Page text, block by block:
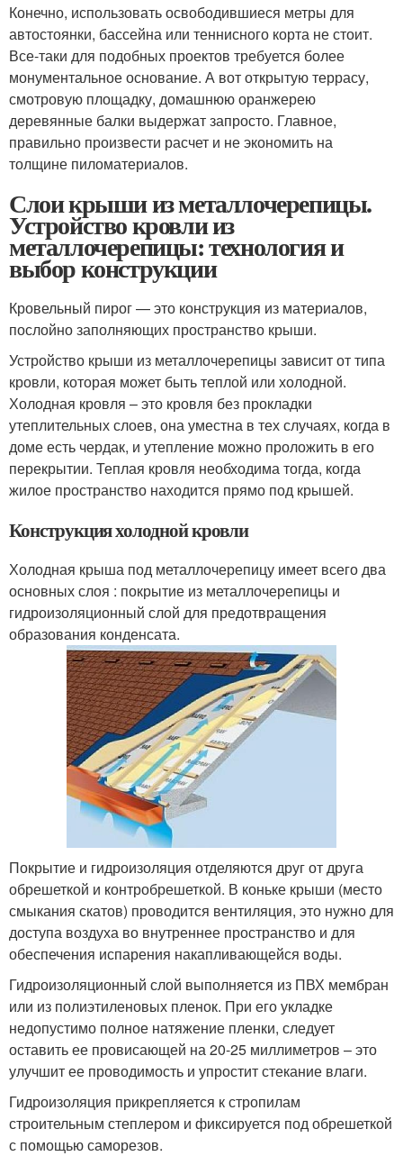
Конечно, использовать освободившиеся метры для
автостоянки, бассейна или теннисного корта не стоит.
Все-таки для подобных проектов требуется более
монументальное основание. А вот открытую террасу,
смотровую площадку, домашнюю оранжерею
деревянные балки выдержат запросто. Главное,
правильно произвести расчет и не экономить на
толщине пиломатериалов.
Слои крыши из металлочерепицы.
Устройство кровли из
металлочерепицы: технология и
выбор конструкции
Кровельный пирог — это конструкция из материалов,
послойно заполняющих пространство крыши.
Устройство крыши из металлочерепицы зависит от типа
кровли, которая может быть теплой или холодной.
Холодная кровля – это кровля без прокладки
утеплительных слоев, она уместна в тех случаях, когда в
доме есть чердак, и утепление можно проложить в его
перекрытии. Теплая кровля необходима тогда, когда
жилое пространство находится прямо под крышей.
Конструкция холодной кровли
Холодная крыша под металлочерепицу имеет всего два
основных слоя : покрытие из металлочерепицы и
гидроизоляционный слой для предотвращения
образования конденсата.
Покрытие и гидроизоляция отделяются друг от друга
обрешеткой и контробрешеткой. В коньке крыши (место
смыкания скатов) проводится вентиляция, это нужно для
доступа воздуха во внутреннее пространство и для
обеспечения испарения накапливающейся воды.
Гидроизоляционный слой выполняется из ПВХ мембран
или из полиэтиленовых пленок. При его укладке
недопустимо полное натяжение пленки, следует
оставить ее провисающей на 20-25 миллиметров – это
улучшит ее проводимость и упростит стекание влаги.
Гидроизоляция прикрепляется к стропилам
строительным степлером и фиксируется под обрешеткой
с помощью саморезов.